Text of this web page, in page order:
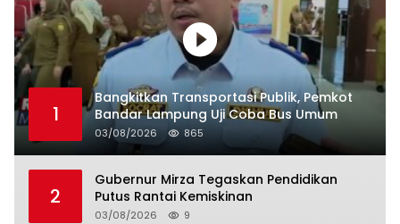
1
Bangkitkan Transportasi Publik, Pemkot
Bandar Lampung Uji Coba Bus Umum
03/08/2026 865
2
Gubernur Mirza Tegaskan Pendidikan
Putus Rantai Kemiskinan
03/08/2026 9